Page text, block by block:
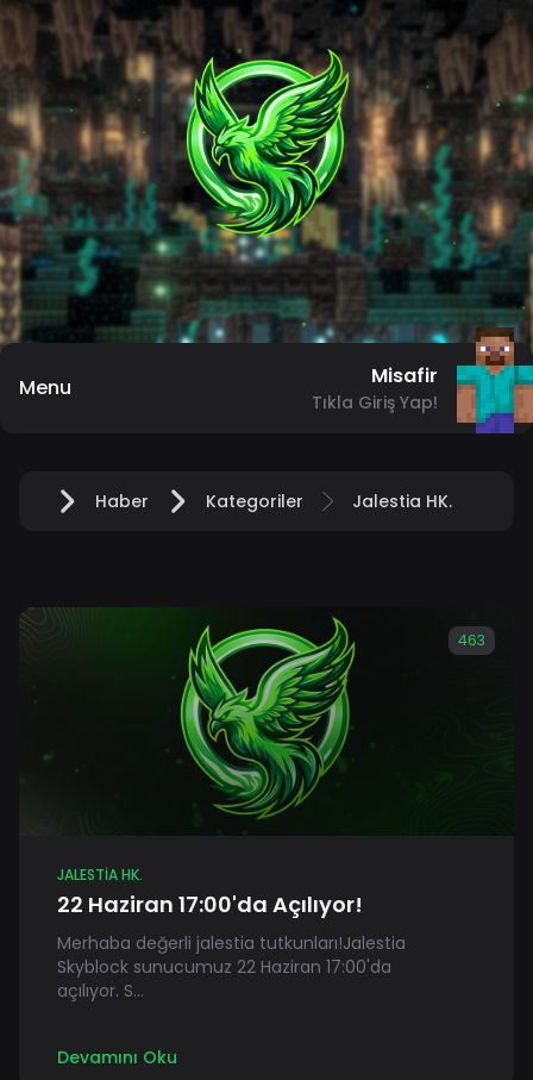
Menu Misafir
Tıkla Giriş Yap!
Anasayfa
Haber Kategoriler Jalestia HK.
463
JALESTIA HK.
22 Haziran 17:00'da Açılıyor!
Merhaba değerli jalestia tutkunları!Jalestia
Skyblock sunucumuz 22 Haziran 17:00'da
açılıyor. S...
Devamını Oku